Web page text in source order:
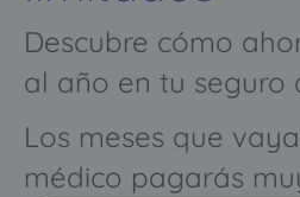
Descubre cómo
al año en tu seguro
Los meses que
médico pagarás